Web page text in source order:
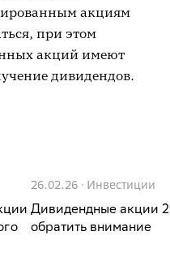
акциям
при этом
акций имеют
дивидендов.
26.02.26 · Инвестиции
Дивидендные акции
обратить внимание